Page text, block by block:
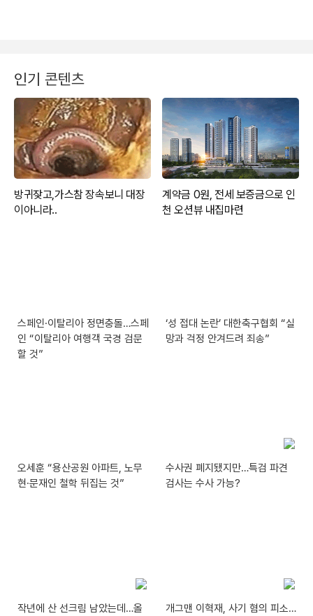
인기 콘텐츠
스페인·이탈리아 정면충돌…스페
인 “이탈리아 여행객 국경 검문
할 것”
‘성 접대 논란’ 대한축구협회 “실
망과 걱정 안겨드려 죄송”
오세훈 “용산공원 아파트, 노무
현·문재인 철학 뒤집는 것”
수사권 폐지됐지만…특검 파견
검사는 수사 가능?
작년에 산 선크림 남았는데…올
개그맨 이혁재, 사기 혐의 피소…